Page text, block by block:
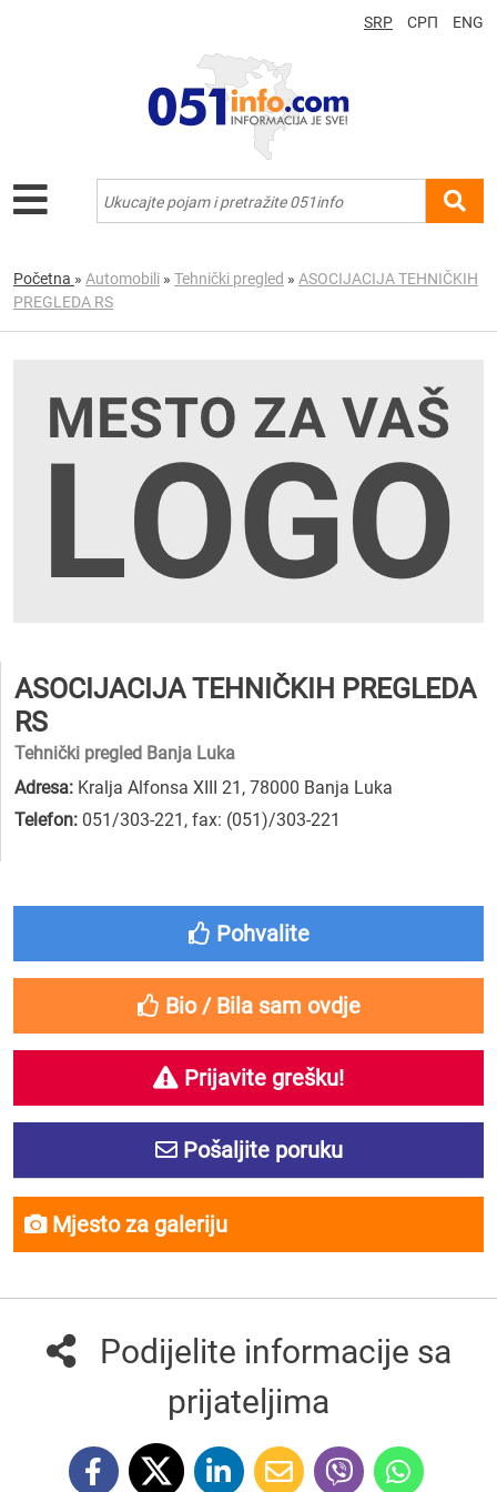
SRP СРП ENG
Početna » Automobili » Tehnički pregled » ASOCIJACIJA TEHNIČKIH
PREGLEDA RS
ASOCIJACIJA TEHNIČKIH PREGLEDA
RS
Tehnički pregled Banja Luka
Adresa: Kralja Alfonsa XIII 21, 78000 Banja Luka
Telefon: 051/303-221 , fax: (051)/303-221
Pohvalite
Bio / Bila sam ovdje
Prijavite grešku!
Pošaljite poruku
Mjesto za galeriju
Podijelite informacije sa
prijateljima